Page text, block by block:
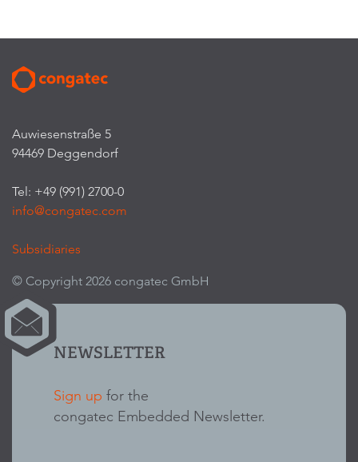
Auwiesenstraße 5
94469 Deggendorf
Tel: +49 (991) 2700-0
info@congatec.com
Subsidiaries
© Copyright 2026 congatec GmbH
NEWSLETTER
Sign up for the
congatec Embedded Newsletter.